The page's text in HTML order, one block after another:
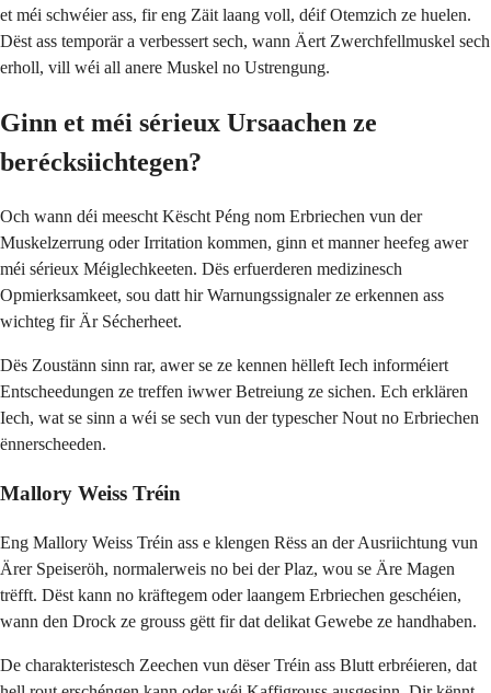
et méi schwéier ass, fir eng Zäit laang voll, déif Otemzich ze huelen.
Dëst ass temporär a verbessert sech, wann Äert Zwerchfellmuskel sech
erholl, vill wéi all anere Muskel no Ustrengung.
Ginn et méi sérieux Ursaachen ze
berécksiichtegen?
Och wann déi meescht Këscht Péng nom Erbriechen vun der
Muskelzerrung oder Irritation kommen, ginn et manner heefeg awer
méi sérieux Méiglechkeeten. Dës erfuerderen medizinesch
Opmierksamkeet, sou datt hir Warnungssignaler ze erkennen ass
wichteg fir Är Sécherheet.
Dës Zoustänn sinn rar, awer se ze kennen hëlleft Iech informéiert
Entscheedungen ze treffen iwwer Betreiung ze sichen. Ech erklären
Iech, wat se sinn a wéi se sech vun der typescher Nout no Erbriechen
ënnerscheeden.
Mallory Weiss Tréin
Eng Mallory Weiss Tréin ass e klengen Rëss an der Ausriichtung vun
Ärer Speiseröh, normalerweis no bei der Plaz, wou se Äre Magen
trëfft. Dëst kann no kräftegem oder laangem Erbriechen geschéien,
wann den Drock ze grouss gëtt fir dat delikat Gewebe ze handhaben.
De charakteristesch Zeechen vun dëser Tréin ass Blutt erbréieren, dat